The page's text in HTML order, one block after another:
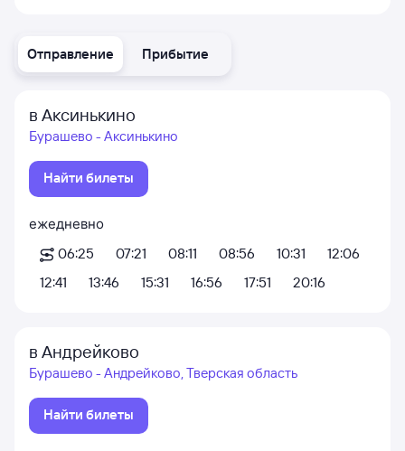
Отправление Прибытие
в Аксинькино
Бурашево - Аксинькино
Найти билеты
ежедневно
06:25
07:21 08:11 08:56 10:31
12:06
12:41
13:46 15:31 16:56 17:51 20:16
в Андрейково
Бурашево - Андрейково, Тверская область
Найти билеты